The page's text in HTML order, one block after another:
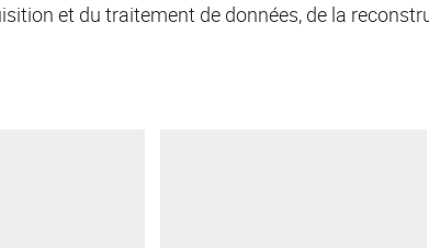
et du traitement de données, de la